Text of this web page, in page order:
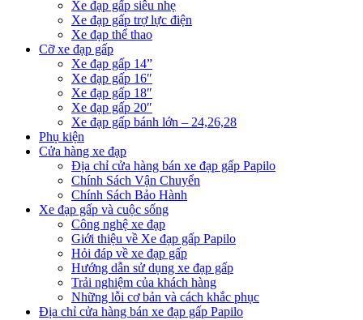
Xe đạp gấp siêu nhẹ
Xe đạp gấp trợ lực điện
Xe đạp thể thao
Cỡ xe đạp gấp
Xe đạp gấp 14”
Xe đạp gấp 16″
Xe đạp gấp 18″
Xe đạp gấp 20″
Xe đạp gấp bánh lớn – 24,26,28
Phụ kiện
Cửa hàng xe đạp
Địa chỉ cửa hàng bán xe đạp gấp Papilo
Chính Sách Vận Chuyển
Chính Sách Bảo Hành
Xe đạp gấp và cuộc sống
Công nghệ xe đạp
Giới thiệu về Xe đạp gấp Papilo
Hỏi đáp về xe đạp gấp
Hướng dẫn sử dụng xe đạp gấp
Trải nghiệm của khách hàng
Những lỗi cơ bản và cách khắc phục
Địa chỉ cửa hàng bán xe đạp gấp Papilo